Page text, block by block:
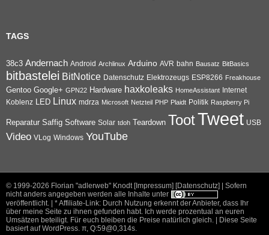
TAGS
38c3 Andernach Android Archlinux Arduino AVR bahn Bausatz BitBasics
bitbastelei BitNotice Datenschutz Elektrozeugs ESP8266 Freakhouse
Gentoo Google+ GPN22 Hardware haxkoleaks HomeAssistant Internet
Koblenz LED Linux mdrza Microsoft Netzteil PHP Plaidt Politik Raspberry Pi
Reparatur Saffig Software Solar tdoh Teardown TootTweet USB
Video VLog Windows YouTube
© 1999-2026 Florian "adlerweb" Knodt [Impressum] [Datenschutz] | Sofern
nicht anders angegeben werden alle Inhalte unter
veröffentlicht. | * Affiliate-Link: Durch Nutzung erkennt der Anbieter, dass Ihr
über meine Seite zu ihnen gefunden habt. Ich werde prozentual an euren
Umsätzen beteiligt. Für euch bleiben die Preise natürlich gleich. |
Diese Seite
basiert auf WordPress. π, Q:59@0,314s.